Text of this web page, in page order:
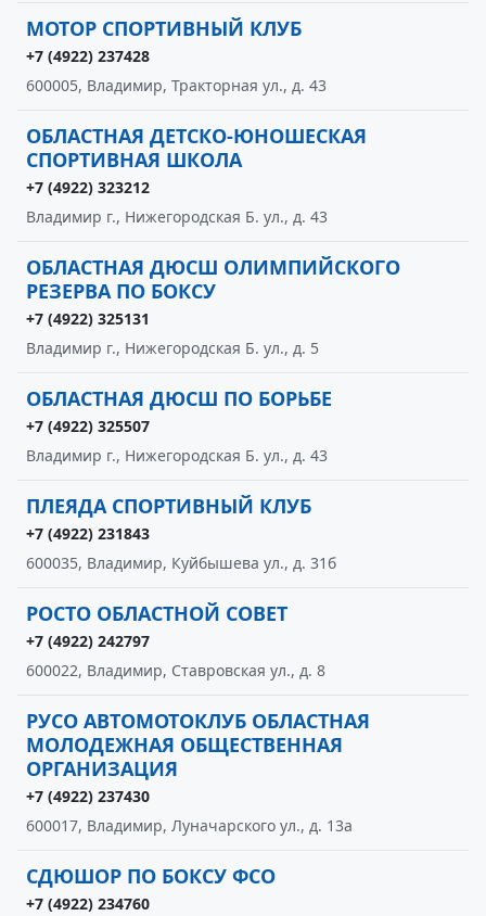
МОТОР СПОРТИВНЫЙ КЛУБ
+7 (4922) 237428
600005, Владимир, Тракторная ул., д. 43
ОБЛАСТНАЯ ДЕТСКО-ЮНОШЕСКАЯ
СПОРТИВНАЯ ШКОЛА
+7 (4922) 323212
Владимир г., Нижегородская Б. ул., д. 43
ОБЛАСТНАЯ ДЮСШ ОЛИМПИЙСКОГО
РЕЗЕРВА ПО БОКСУ
+7 (4922) 325131
Владимир г., Нижегородская Б. ул., д. 5
ОБЛАСТНАЯ ДЮСШ ПО БОРЬБЕ
+7 (4922) 325507
Владимир г., Нижегородская Б. ул., д. 43
ПЛЕЯДА СПОРТИВНЫЙ КЛУБ
+7 (4922) 231843
600035, Владимир, Куйбышева ул., д. 31б
РОСТО ОБЛАСТНОЙ СОВЕТ
+7 (4922) 242797
600022, Владимир, Ставровская ул., д. 8
РУСО АВТОМОТОКЛУБ ОБЛАСТНАЯ
МОЛОДЕЖНАЯ ОБЩЕСТВЕННАЯ
ОРГАНИЗАЦИЯ
+7 (4922) 237430
600017, Владимир, Луначарского ул., д. 13а
СДЮШОР ПО БОКСУ ФСО
+7 (4922) 234760